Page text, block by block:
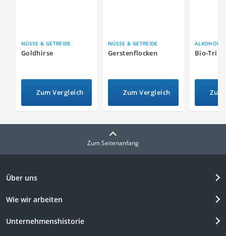
NÜSSE & GETREIDE
Goldhirse
Zum Vergleich
NÜSSE & GETREIDE
Gerstenflocken
Zum Vergleich
Bio-
Zum Seitenanfang
Über uns
Wie wir arbeiten
Unternehmenshistorie